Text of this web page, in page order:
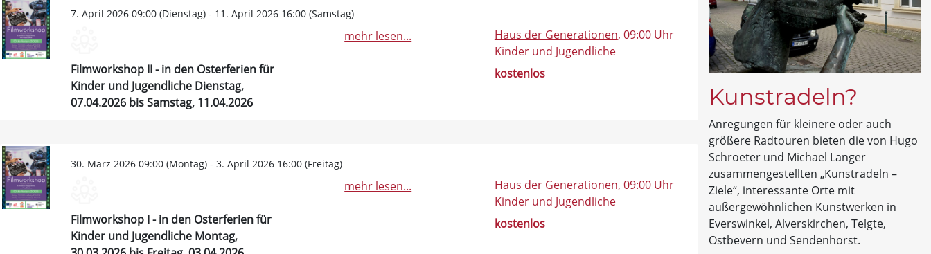
7. April 2026 09:00 (Dienstag) - 11. April 2026 16:00 (Samstag)
Filmworkshop II - in den Osterferien für
Kinder und Jugendliche Dienstag,
07.04.2026 bis Samstag, 11.04.2026
mehr lesen... Haus der Generationen, 09:00 Uhr
Kinder und Jugendliche
kostenlos
30. März 2026 09:00 (Montag) - 3. April 2026 16:00 (Freitag)
Filmworkshop I - in den Osterferien für
Kinder und Jugendliche Montag,
mehr lesen... Haus der Generationen, 09:00 Uhr
Kinder und Jugendliche
kostenlos
Kunstradeln?
Anregungen für kleinere oder auch
größere Radtouren bieten die von Hugo
Schroeter und Michael Langer
zusammengestellten „Kunstradeln –
Ziele“, interessante Orte mit
außergewöhnlichen Kunstwerken in
Everswinkel, Alverskirchen, Telgte,
Ostbevern und Sendenhorst.